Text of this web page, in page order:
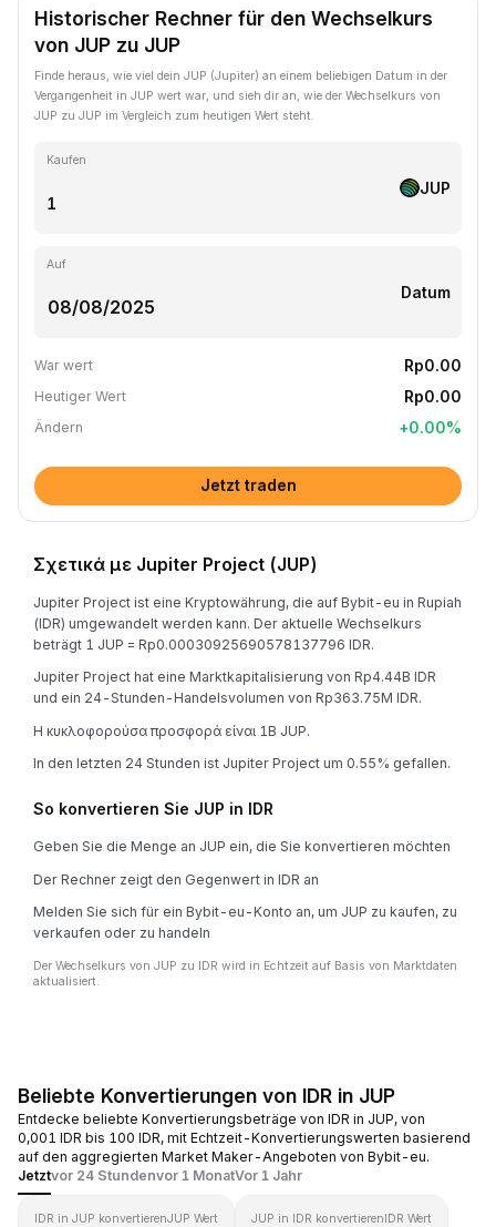
Historischer Rechner für den Wechselkurs
von JUP zu JUP
Finde heraus, wie viel dein JUP (Jupiter) an einem beliebigen Datum in der
Vergangenheit in JUP wert war, und sieh dir an, wie der Wechselkurs von
JUP zu JUP im Vergleich zum heutigen Wert steht.
Kaufen
JUP
Auf
Datum
War wert Rp0.00
Heutiger Wert Rp0.00
Ändern +0.00%
Jetzt traden
Σχετικά με Jupiter Project (JUP)
Jupiter Project ist eine Kryptowährung, die auf Bybit-eu in Rupiah
(IDR) umgewandelt werden kann. Der aktuelle Wechselkurs
beträgt 1 JUP = Rp0.00030925690578137796 IDR.
Jupiter Project hat eine Marktkapitalisierung von Rp4.44B IDR
und ein 24-Stunden-Handelsvolumen von Rp363.75M IDR.
Η κυκλοφορούσα προσφορά είναι 1B JUP.
In den letzten 24 Stunden ist Jupiter Project um 0.55% gefallen.
So konvertieren Sie JUP in IDR
Geben Sie die Menge an JUP ein, die Sie konvertieren möchten
Der Rechner zeigt den Gegenwert in IDR an
Melden Sie sich für ein Bybit-eu-Konto an, um JUP zu kaufen, zu
verkaufen oder zu handeln
Der Wechselkurs von JUP zu IDR wird in Echtzeit auf Basis von Marktdaten
aktualisiert.
Beliebte Konvertierungen von IDR in JUP
Entdecke beliebte Konvertierungsbeträge von IDR in JUP, von
0,001 IDR bis 100 IDR, mit Echtzeit-Konvertierungswerten basierend
auf den aggregierten Market Maker-Angeboten von Bybit-eu.
Jetztvor 24 Stundenvor 1 MonatVor 1 Jahr
IDR in JUP konvertierenJUP Wert JUP in IDR konvertierenIDR Wert